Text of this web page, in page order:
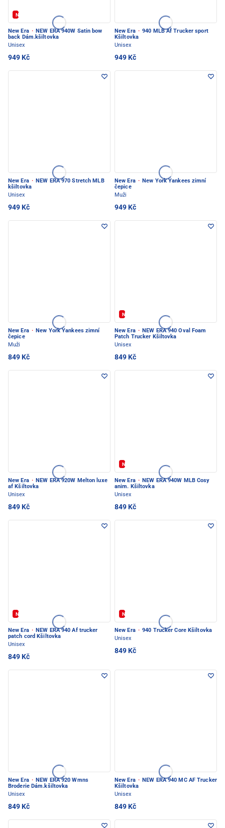
Novinka
New Era · NEW ERA 940W Satin bow
back Dám.kšiltovka
Unisex
949 Kč
New Era · 940 MLB Af Trucker sport
Kšiltovka
Unisex
949 Kč
New Era · NEW ERA 970 Stretch MLB
kšiltovka
Unisex
949 Kč
New Era · New York Yankees zimní
čepice
Muži
949 Kč
New Era · New York Yankees zimní
čepice
Muži
849 Kč
Novinka
New Era · NEW ERA 940 Oval Foam
Patch Trucker Kšiltovka
Unisex
849 Kč
New Era · NEW ERA 920W Melton luxe
af Kšiltovka
Unisex
849 Kč
Novinka
New Era · NEW ERA 940W MLB Cosy
anim. Kšiltovka
Unisex
849 Kč
Novinka
New Era · NEW ERA 940 Af trucker
patch cord Kšiltovka
Unisex
849 Kč
Novinka
New Era · 940 Trucker Core Kšiltovka
Unisex
849 Kč
New Era · NEW ERA 920 Wmns
Broderie Dám.kšiltovka
Unisex
849 Kč
New Era · NEW ERA 940 MC AF Trucker
Kšiltovka
Unisex
849 Kč